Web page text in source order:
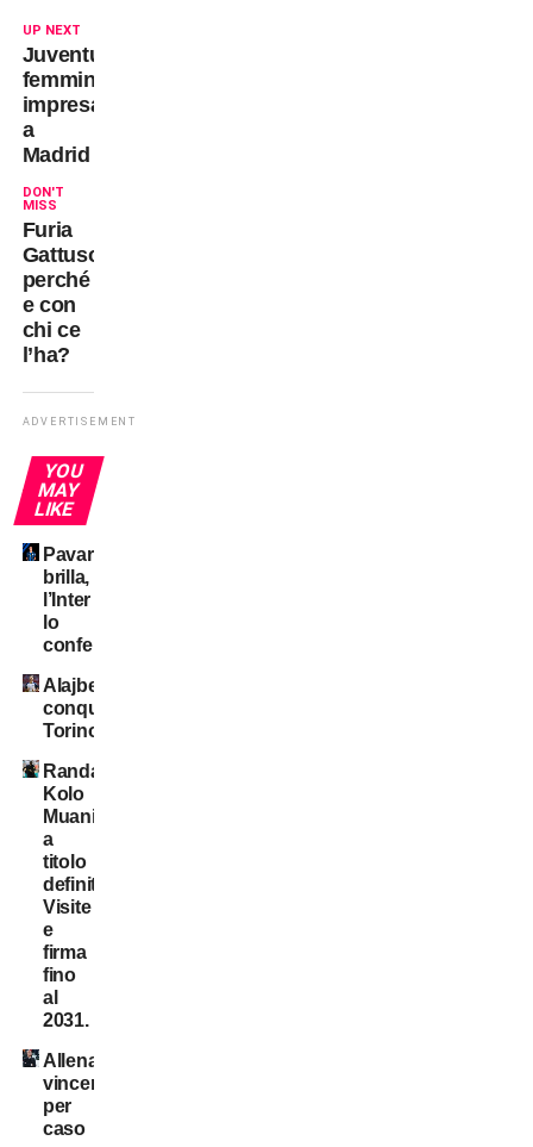
UP NEXT
Juventus
femminile,
impresa
a
Madrid
DON'T
MISS
Furia
Gattuso:
perché
e con
chi ce
l’ha?
ADVERTISEMENT
YOU
MAY
LIKE
Pavard
brilla,
l’Inter
lo
conferma?
Alajbegovic
conquista
Torino
Randal
Kolo
Muani:
a
titolo
definitivo!
Visite
e
firma
fino
al
2031.
Allenatori
vincenti
per
caso